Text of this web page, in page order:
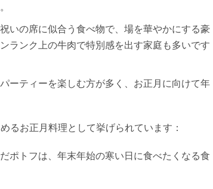
いの席に似合う食べ物で、場を華やかにする豪
ランク上の牛肉で特別感を出す家庭も多いです​​
ーティーを楽しむ方が多く、お正月に向けて年
るお正月料理として挙げられています：
ポトフは、年末年始の寒い日に食べたくなる食